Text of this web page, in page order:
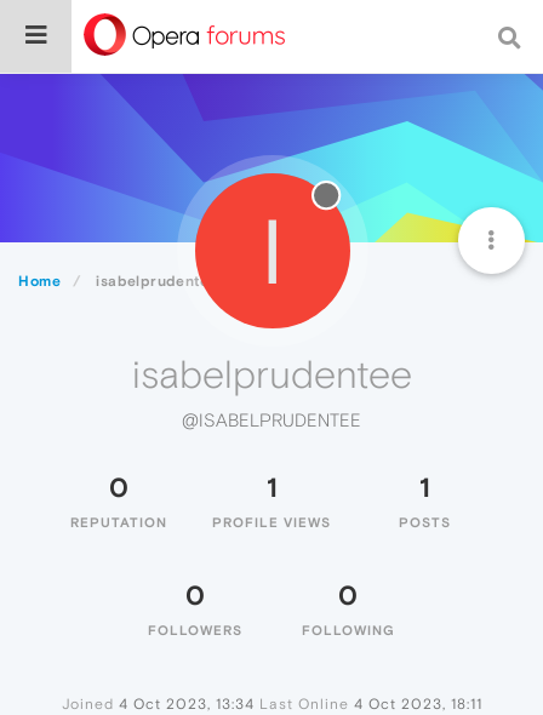
Home isabelprudentee I
isabelprudentee
@ISABELPRUDENTEE
0
REPUTATION
1
PROFILE VIEWS
1
POSTS
0
FOLLOWERS
0
FOLLOWING
Joined 4 Oct 2023, 13:34 Last Online 4 Oct 2023, 18:11